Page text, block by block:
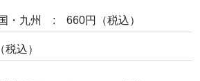
・九州 : 660円（税込）
込）